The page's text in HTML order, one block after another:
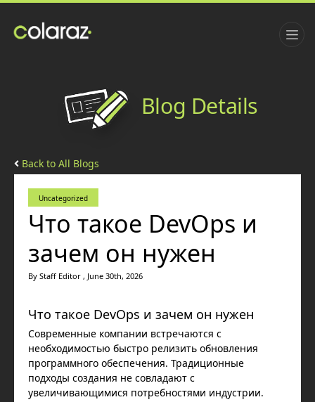
Blog Details
Back to All Blogs
Uncategorized
Что такое DevOps и
зачем он нужен
By Staff Editor , June 30th, 2026
Что такое DevOps и зачем он нужен
Современные компании встречаются с
необходимостью быстро релизить обновления
программного обеспечения. Традиционные
подходы создания не совладают с
увеличивающимися потребностями индустрии.